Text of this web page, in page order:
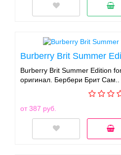
Burberry Brit Summer
Burberry Brit Summer Edition
оригинал. Бербери Брит Сам..
от 387 руб.